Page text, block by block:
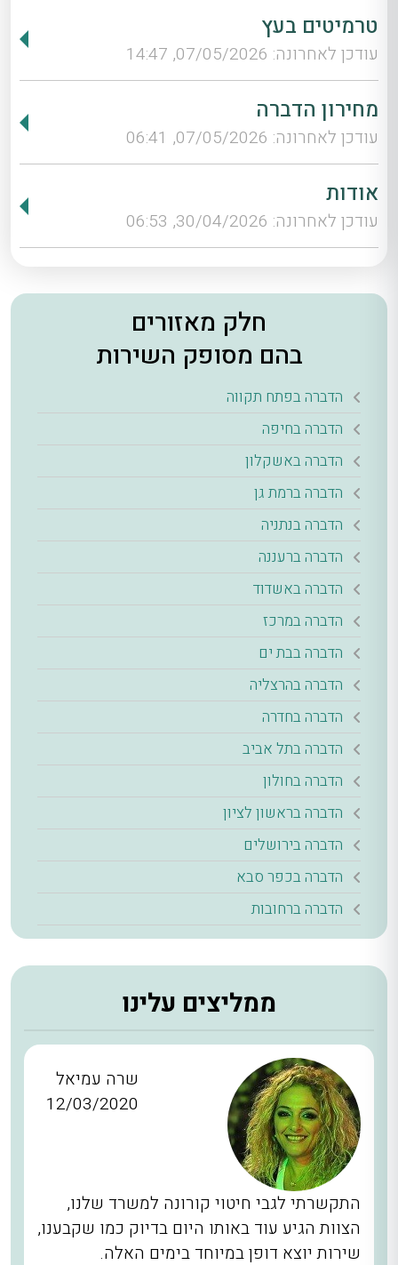
טרמיטים בעץ
עודכן לאחרונה: 07/05/2026, 14:47
מחירון הדברה
עודכן לאחרונה: 07/05/2026, 06:41
אודות
עודכן לאחרונה: 30/04/2026, 06:53
חלק מאזורים
בהם מסופק השירות
הדברה בפתח תקווה
הדברה בחיפה
הדברה באשקלון
הדברה ברמת גן
הדברה בנתניה
הדברה ברעננה
הדברה באשדוד
הדברה במרכז
הדברה בבת ים
הדברה בהרצליה
הדברה בחדרה
הדברה בתל אביב
הדברה בחולון
הדברה בראשון לציון
הדברה בירושלים
הדברה בכפר סבא
הדברה ברחובות
ממליצים עלינו
שרה עמיאל
12/03/2020
התקשרתי לגבי חיטוי קורונה למשרד שלנו,
הצוות הגיע עוד באותו היום בדיוק כמו שקבענו,
שירות יוצא דופן במיוחד בימים האלה.